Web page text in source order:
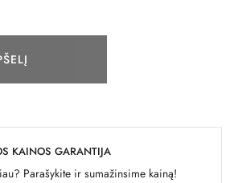
KAINOS GARANTIJA
Parašykite ir sumažinsime kainą!